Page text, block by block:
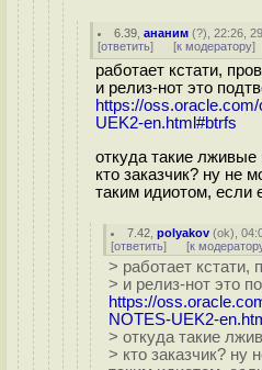
6.39 ,ананим (?), 22:26,
[ответить] [к модератору]
работает кстати,
и релиз-нот это
https://
UEK2-en.html#btrfs
откуда такие лживые
кто заказчик? ну не
таким идиотом, если
7.42 ,polyakov (ok),
[ответить] [к
> работает кстати,
> и релиз-нот это
https://
NOTES-UEK2-
> откуда такие
> кто заказчик? ну